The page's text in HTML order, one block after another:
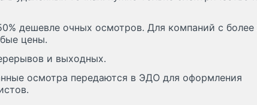
дешевле очных осмотров. Для компаний с
цены.
и выходных.
осмотра передаются в ЭДО для оформления